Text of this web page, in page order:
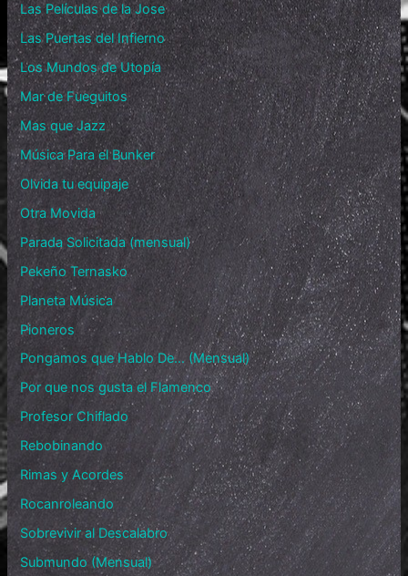
Las Películas de la Jose
Las Puertas del Infierno
Los Mundos de Utopía
Mar de Fueguitos
Mas que Jazz
Música Para el Bunker
Olvida tu equipaje
Otra Movida
Parada Solicitada (mensual)
Pekeño Ternasko
Planeta Música
Pioneros
Pongamos que Hablo De… (Mensual)
Por que nos gusta el Flamenco
Profesor Chiflado
Rebobinando
Rimas y Acordes
Rocanroleando
Sobrevivir al Descalabro
Submundo (Mensual)